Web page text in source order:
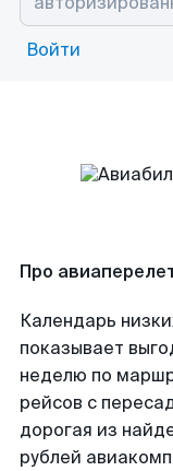
Войти
Про
Календарь
показывает
неделю по
рейсов с
дорогая из
рублей